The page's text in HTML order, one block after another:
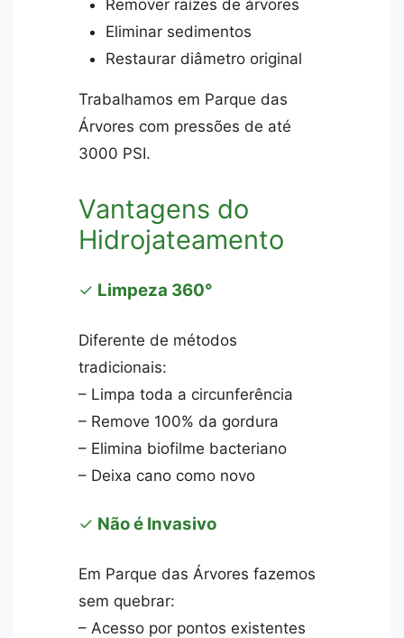
Remover raízes de árvores
Eliminar sedimentos
Restaurar diâmetro original
Trabalhamos em Parque das
Árvores com pressões de até
3000 PSI.
Vantagens do
Hidrojateamento
✓ Limpeza 360°
Diferente de métodos
tradicionais:
– Limpa toda a circunferência
– Remove 100% da gordura
– Elimina biofilme bacteriano
– Deixa cano como novo
✓ Não é Invasivo
Em Parque das Árvores fazemos
sem quebrar:
– Acesso por pontos existentes